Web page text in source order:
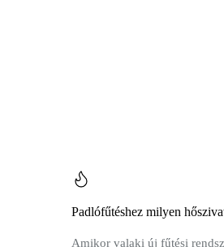
Padlófűtéshez milyen
Amikor valaki új fűtési